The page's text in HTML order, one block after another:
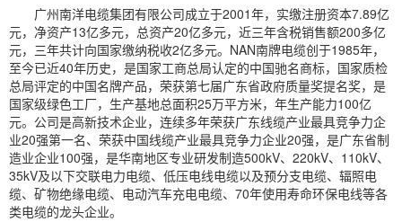
广州南洋电缆集团有限公司成立于2001年，实缴注册资本7.89亿
元，净资产13亿多元，总资产20亿多元，近三年含税销售额200多亿
元，三年共计向国家缴纳税收2亿多元。NAN南牌电缆创于1985年，
至今已近40年历史，是国家工商总局认定的中国驰名商标，国家质检
总局评定的中国名牌产品，荣获第七届广东省政府质量奖提名奖，是
国家级绿色工厂，生产基地总面积25万平方米，年生产能力100亿
元。公司是高新技术企业，连续多年荣获广东线缆产业最具竞争力企
业20强第一名、荣获中国线缆产业最具竞争力企业20强，是广东省制
造业企业100强，是华南地区专业研发制造500kV、220kV、110kV、
35kV及以下交联电力电缆、低压电线电缆以及预分支电缆、辐照电
缆、矿物绝缘电缆、电动汽车充电电缆、70年使用寿命环保电线等各
类电缆的龙头企业。